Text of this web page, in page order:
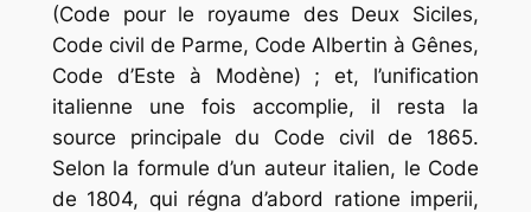
(Code pour le royaume des Deux Siciles,
Code civil de Parme, Code Albertin à Gênes,
Code d’Este à Modène) ; et, l’unification
italienne une fois accomplie, il resta la
source principale du Code civil de 1865.
Selon la formule d’un auteur italien, le Code
de 1804, qui régna d’abord ratione imperii,